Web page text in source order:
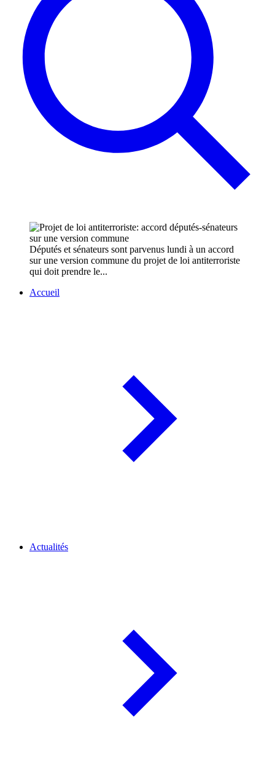
Députés et sénateurs sont parvenus lundi à un accord
sur une version commune du projet de loi antiterroriste
qui doit prendre le...
Accueil
Actualités